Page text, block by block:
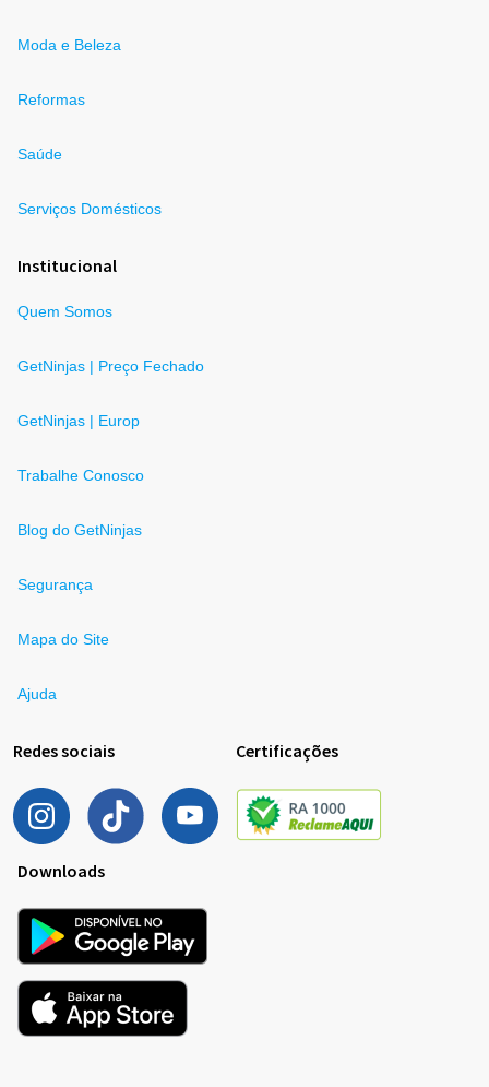
Moda e Beleza
Reformas
Saúde
Serviços Domésticos
Institucional
Quem Somos
GetNinjas | Preço Fechado
GetNinjas | Europ
Trabalhe Conosco
Blog do GetNinjas
Segurança
Mapa do Site
Ajuda
Redes sociais Certificações
Downloads